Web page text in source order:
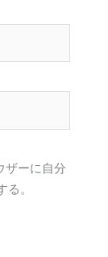
ザーに自分
。